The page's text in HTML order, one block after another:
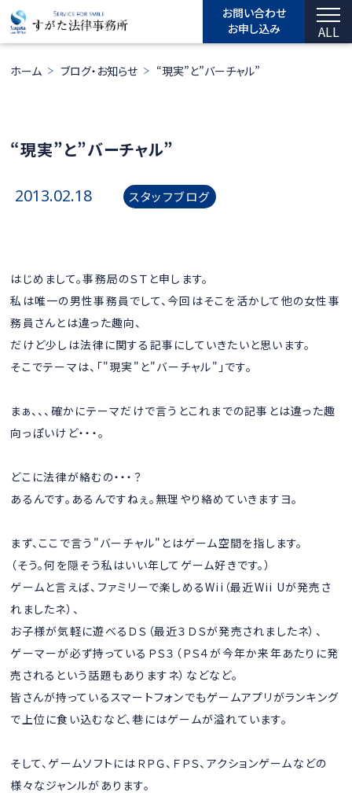
お問い合わせ
お申し込み
ALL
ホーム ブログ・お知らせ “現実”と”バーチャル”
“現実”と”バーチャル”
2013.02.18 スタッフブログ
はじめまして。事務局のＳＴと申します。
私は唯一の男性事務員でして、今回はそこを活かして他の女性事
務員さんとは違った趣向、
だけど少しは法律に関する記事にしていきたいと思います。
そこでテーマは、「"現実"と"バーチャル"」です。
まぁ、、、確かにテーマだけで言うとこれまでの記事とは違った趣
向っぽいけど・・・。
どこに法律が絡むの・・・？
あるんです。あるんですねぇ。無理やり絡めていきますヨ。
まず、ここで言う"バーチャル"とはゲーム空間を指します。
（そう。何を隠そう私はいい年してゲーム好きです。）
ゲームと言えば、ファミリーで楽しめるWii（最近Wii Uが発売さ
れましたネ）、
お子様が気軽に遊べるＤＳ（最近３ＤＳが発売されましたネ）、
ゲーマーが必ず持っているＰＳ３（ＰＳ４が今年か来年あたりに発
売されるという話題もありますネ）などなど。
皆さんが持っているスマートフォンでもゲームアプリがランキング
で上位に食い込むなど、巷にはゲームが溢れています。
そして、ゲームソフトにはＲＰＧ、ＦＰＳ、アクションゲームなどの
様々なジャンルがあります。